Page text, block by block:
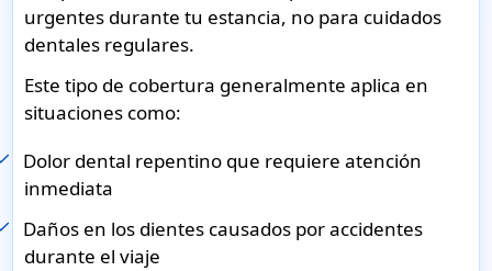
urgentes durante tu estancia, no para cuidados
dentales regulares.
Este tipo de cobertura generalmente aplica en
situaciones como:
Dolor dental repentino que requiere atención
inmediata
Daños en los dientes causados por accidentes
durante el viaje